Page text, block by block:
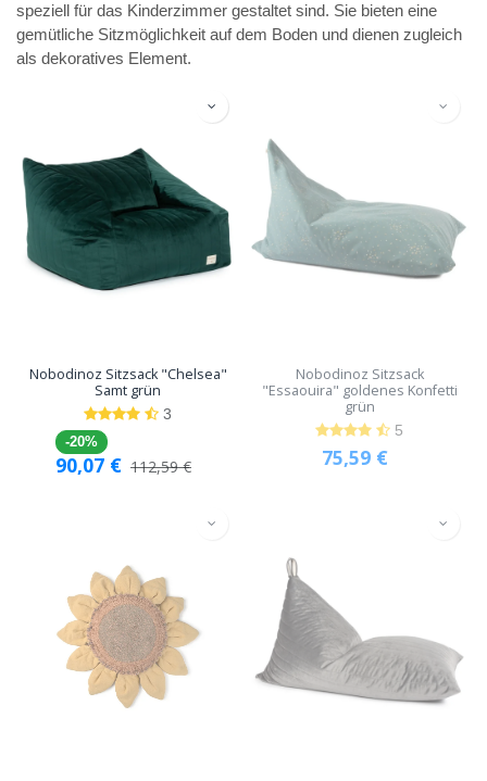
speziell für das Kinderzimmer gestaltet sind. Sie bieten eine
gemütliche Sitzmöglichkeit auf dem Boden und dienen zugleich
als dekoratives Element.
Nobodinoz Sitzsack "Chelsea"
Samt grün
3
-20%
90,07 € 112,59€
Nobodinoz Sitzsack
"Essaouira" goldenes Konfetti
grün
5
75,59 €